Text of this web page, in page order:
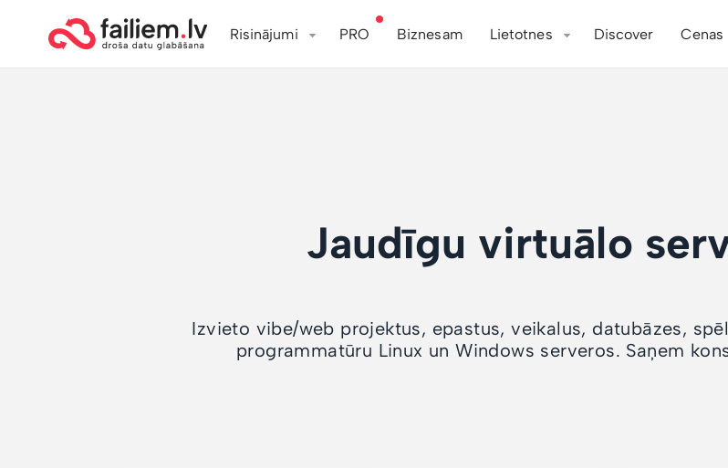
Risinājumi PRO Biznesam Lietotnes Discover Cenas
Jaudīgu virtuālo
Izvieto vibe/web projektus, epastus, veikalus, datubāzes,
programmatūru Linux un Windows serveros. Saņem